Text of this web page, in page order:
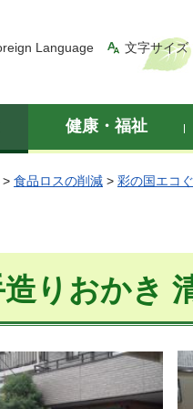
Language 文字サイズ
健康・福祉
> 食品ロスの削減 > 彩の国エコ
りおかき